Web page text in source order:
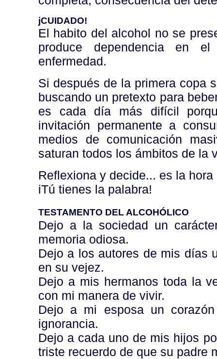
jCUIDADO!
El habito del alcohol no se
produce dependencia en
enfermedad.
Si después de la primera copa
buscando un pretexto para
es cada día más difícil
invitación permanente a
medios de comunicación
saturan todos los ámbitos de la
Reflexiona y decide... es la
iTú tienes la palabra!
TESTAMENTO DEL ALCOHÓLICO
Dejo a la sociedad un
memoria odiosa.
Dejo a los autores de mis días
en su vejez.
Dejo a mis hermanos toda la
con mi manera de vivir.
Dejo a mi esposa un
ignorancia.
Dejo a cada uno de mis hijos
triste recuerdo de que su padre